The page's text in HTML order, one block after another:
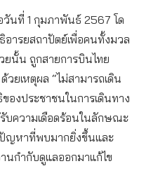
วันที่ 1 กุมภาพันธ์ 2567 โด
ารยสถาปัตย์เพื่อคนทั้งมวล
ยนั้น ถูกสายการบินไทย
วยเหตุผล “ไม่สามารถเดิน
องประชาชนในการเดินทาง
บความเดือดร้อนในลักษณะ
ปัญหาที่พบมากยิ่งขึ้นและ
นกำกับดูแลออกมาแก้ไข